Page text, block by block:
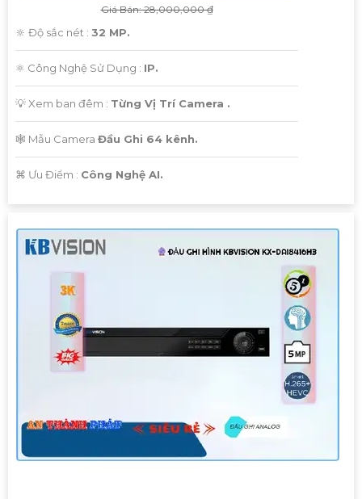
Giá Bán: 28,000,000 ₫
🔆 Độ sắc nét : 32 MP.
⚛️ Công Nghệ Sử Dụng : IP.
💡 Xem ban đêm : Từng Vị Trí Camera .
🕸️ Mẫu Camera Đầu Ghi 64 kênh.
️⌘ Ưu Điểm : Công Nghệ AI.